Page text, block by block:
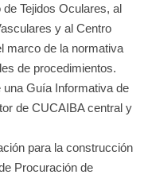
Tejidos Oculares, al
y al Centro
marco de la normativa
de procedimientos.
Guía Informativa de
de CUCAIBA central y
para la construcción
Procuración de